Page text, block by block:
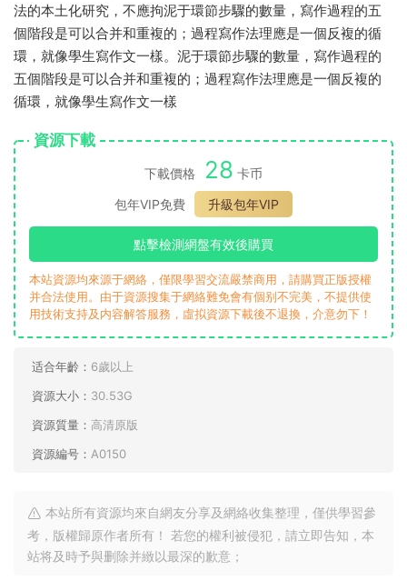
法的本土化研究，不應拘泥于環節步驟的數量，寫作過程的五
個階段是可以合并和重複的；過程寫作法理應是一個反複的循
環，就像學生寫作文一樣。泥于環節步驟的數量，寫作過程的
五個階段是可以合并和重複的；過程寫作法理應是一個反複的
循環，就像學生寫作文一樣
資源下載
下載價格 28 卡币
包年VIP免費
升級包年VIP
點擊檢測網盤有效後購買
本站資源均來源于網絡，僅限學習交流嚴禁商用，請購買正版授權
并合法使用。由于資源搜集于網絡難免會有個别不完美，不提供使
用技術支持及内容解答服務，虛拟資源下載後不退換，介意勿下！
适合年齡： 6歲以上
資源大小： 30.53G
資源質量： 高清原版
資源編号： A0150
本站所有資源均來自網友分享及網絡收集整理，僅供學習參
考，版權歸原作者所有！ 若您的權利被侵犯，請立即告知，本
站将及時予與删除并緻以最深的歉意；